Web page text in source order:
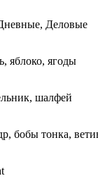
Деловые
яблоко, ягоды
шалфей
бобы тонка,